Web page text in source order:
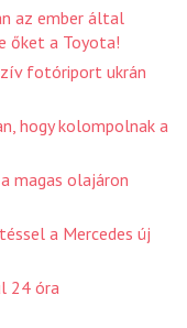
az ember által
őket a Toyota!
fotóriport ukrán
hogy kolompolnak a
magas olajáron
a Mercedes új
24 óra